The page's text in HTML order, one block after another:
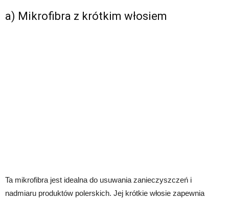
a) Mikrofibra z krótkim włosiem
Ta mikrofibra jest idealna do usuwania zanieczyszczeń i
nadmiaru produktów polerskich. Jej krótkie włosie zapewnia